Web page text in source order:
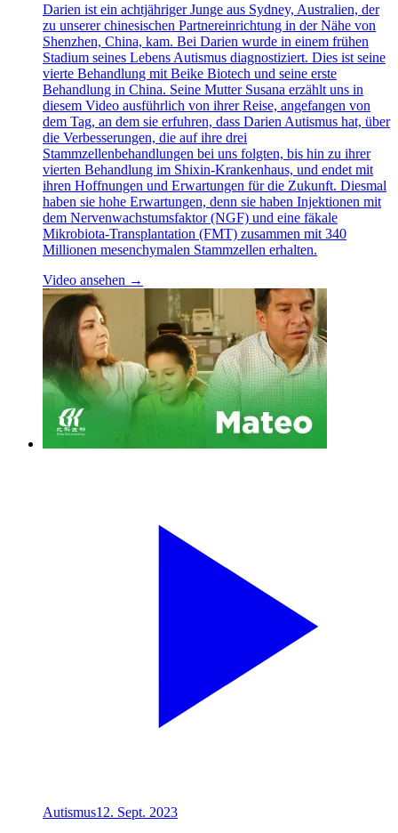
Darien ist ein achtjähriger Junge aus Sydney, Australien, der
zu unserer chinesischen Partnereinrichtung in der Nähe von
Shenzhen, China, kam. Bei Darien wurde in einem frühen
Stadium seines Lebens Autismus diagnostiziert. Dies ist seine
vierte Behandlung mit Beike Biotech und seine erste
Behandlung in China. Seine Mutter Susana erzählt uns in
diesem Video ausführlich von ihrer Reise, angefangen von
dem Tag, an dem sie erfuhren, dass Darien Autismus hat, über
die Verbesserungen, die auf ihre drei
Stammzellenbehandlungen bei uns folgten, bis hin zu ihrer
vierten Behandlung im Shixin-Krankenhaus, und endet mit
ihren Hoffnungen und Erwartungen für die Zukunft. Diesmal
haben sie hohe Erwartungen, denn sie haben Injektionen mit
dem Nervenwachstumsfaktor (NGF) und eine fäkale
Mikrobiota-Transplantation (FMT) zusammen mit 340
Millionen mesenchymalen Stammzellen erhalten.
Video ansehen →
Autismus12. Sept. 2023